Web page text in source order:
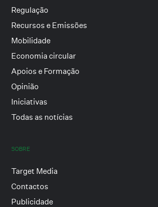
Regulação
Recursos e Emissões
Mobilidade
Economia circular
Apoios e Formação
Opinião
Iniciativas
Todas as notícias
SOBRE
Target Media
Contactos
Publicidade